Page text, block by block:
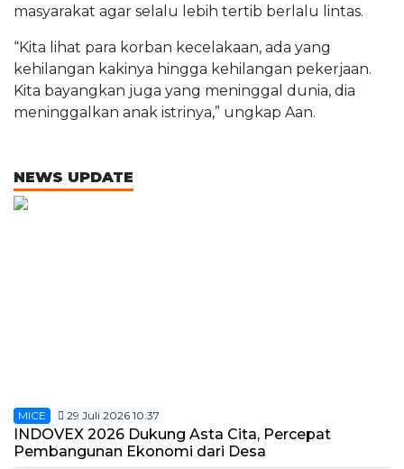
masyarakat agar selalu lebih tertib berlalu lintas.
“Kita lihat para korban kecelakaan, ada yang
kehilangan kakinya hingga kehilangan pekerjaan.
Kita bayangkan juga yang meninggal dunia, dia
meninggalkan anak istrinya,” ungkap Aan.
NEWS UPDATE
MICE 29 Juli 2026 10:37
INDOVEX 2026 Dukung Asta Cita, Percepat
Pembangunan Ekonomi dari Desa